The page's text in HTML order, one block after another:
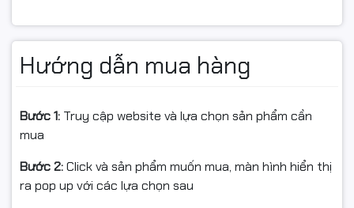
✅ Canon CRG303 dùng cho:
Thương hiệu: Inknet – Chính hiệu
Hướng dẫn mua hàng
Bước 1: Truy cập website và lựa chọn sản phẩm cần
mua
Bước 2:Click và sản phẩm muốn mua, màn hình hiển thị
ra pop up với các lựa chọn sau